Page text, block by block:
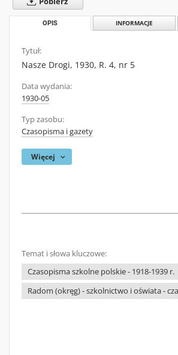
OPIS INFORMACJE
Tytuł:
Nasze Drogi, 1930, R. 4, nr 5
Data wydania:
1930-05
Typ zasobu:
Czasopisma i gazety
Więcej
Temat i słowa kluczowe:
Czasopisma szkolne polskie - 1918-1939 r.
Radom (okręg) - szkolnictwo i oświata -